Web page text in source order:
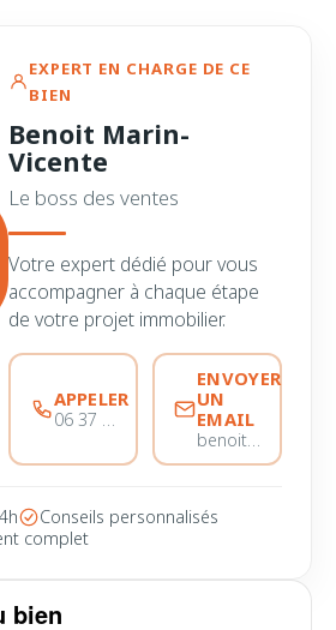
bien
EXPERT EN CHARGE DE CE
BIEN
Benoit Marin-
Vicente
Le boss des ventes
Votre expert dédié pour vous
accompagner à chaque étape
de votre projet immobilier.
APPELER
06 37 56 68 51
ENVOYER
UN
EMAIL
benoitmarinvicente@immobiliere-pujol.fr
Conseils personnalisés
complet